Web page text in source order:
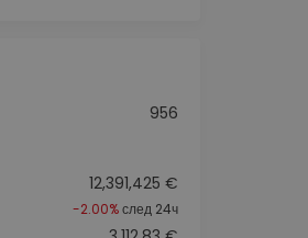
956
12,391,425 €
-2.00%след 24ч